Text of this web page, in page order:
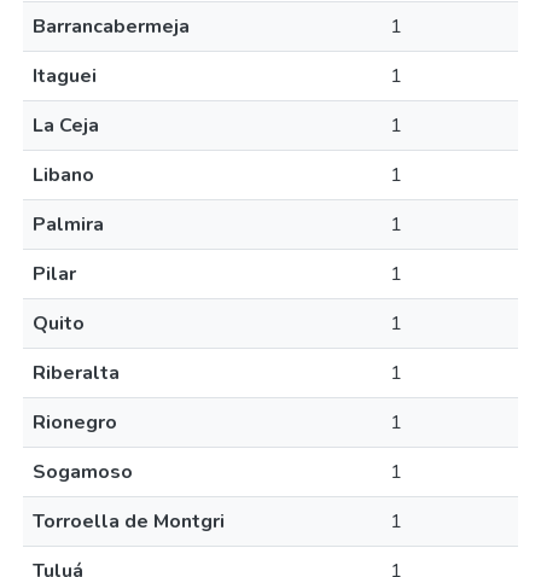
Barrancabermeja
1
Itaguei
1
La Ceja
1
Libano
1
Palmira
1
Pilar
1
Quito
1
Riberalta
1
Rionegro
1
Sogamoso
1
Torroella de Montgri
1
Tuluá
1